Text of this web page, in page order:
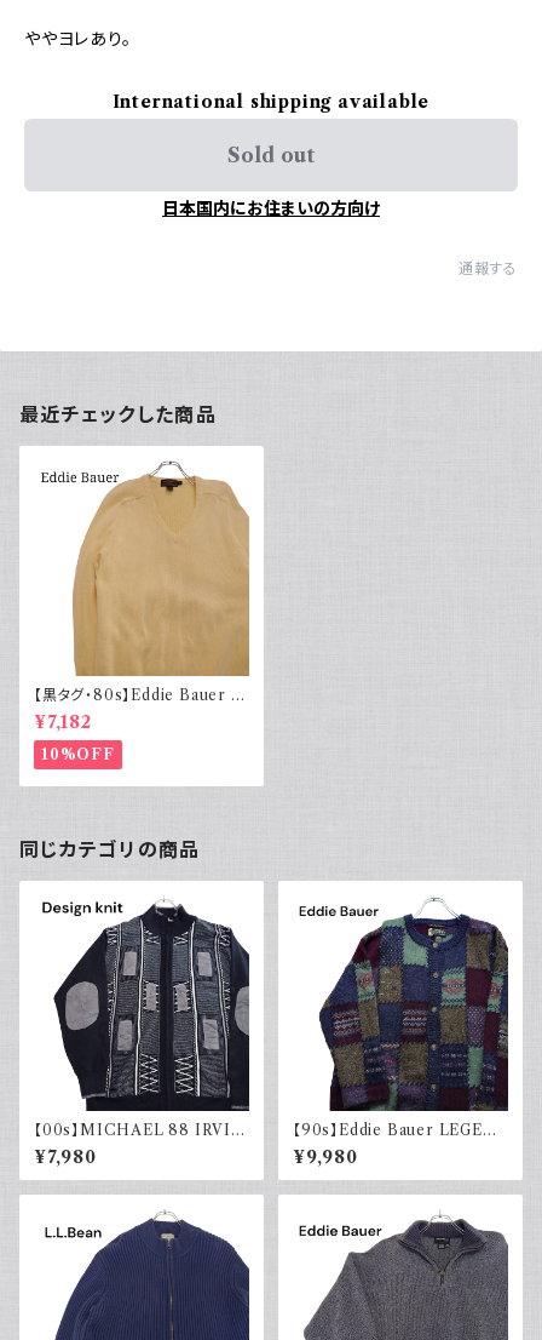
ややヨレあり。
International shipping available
Sold out
日本国内にお住まいの方向け
通報する
最近チェックした商品
【黒タグ・80s】Eddie Bauer エ
ディーバウアー コットンニット V
¥7,182
10%OFF
同じカテゴリの商品
【00s】MICHAEL 88 IRVIN
デザインニット ジップアップ エ
ルボーパッチ 古着 レトロ モード
アクリル
¥7,980
【90s】Eddie Bauer LEGEN
D エディーバウアー レジェンド
総柄ニット カーディガン ウール
レトロ 90年代
¥9,980